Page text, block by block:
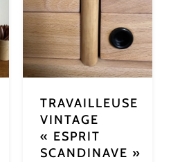
TRAVAILLEUSE
VINTAGE
« ESPRIT
SCANDINAVE »